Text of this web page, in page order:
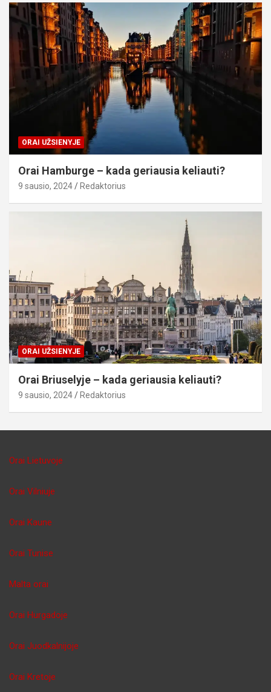
ORAI UŽSIENYJE
Orai Hamburge – kada geriausia keliauti?
9 sausio, 2024 Redaktorius
ORAI UŽSIENYJE
Orai Briuselyje – kada geriausia keliauti?
9 sausio, 2024 Redaktorius
Orai Lietuvoje
Orai Vilniuje
Orai Kaune
Orai Tunise
Malta orai
Orai Hurgadoje
Orai Juodkalnijoje
Orai Kretoje